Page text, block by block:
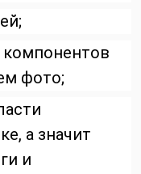
компонентов
фото;
а значит
и